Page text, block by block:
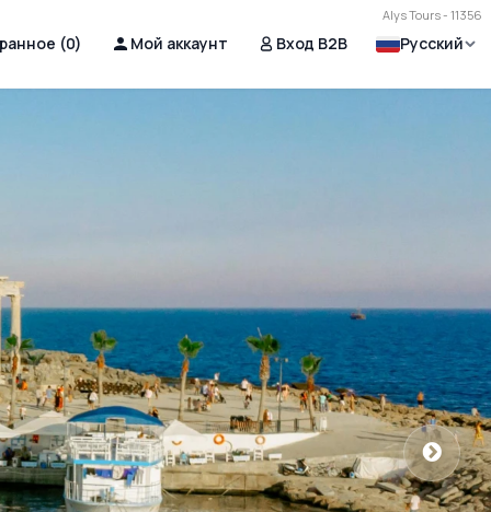
Alys Tours - 11356
(0) Мой аккаунт Вход B2B Русский